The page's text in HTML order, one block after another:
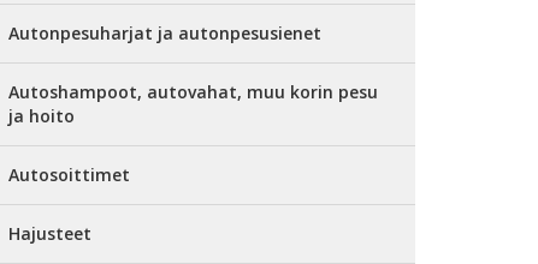
Autonpesuharjat ja autonpesusienet
Autoshampoot, autovahat, muu korin pesu
ja hoito
Autosoittimet
Hajusteet